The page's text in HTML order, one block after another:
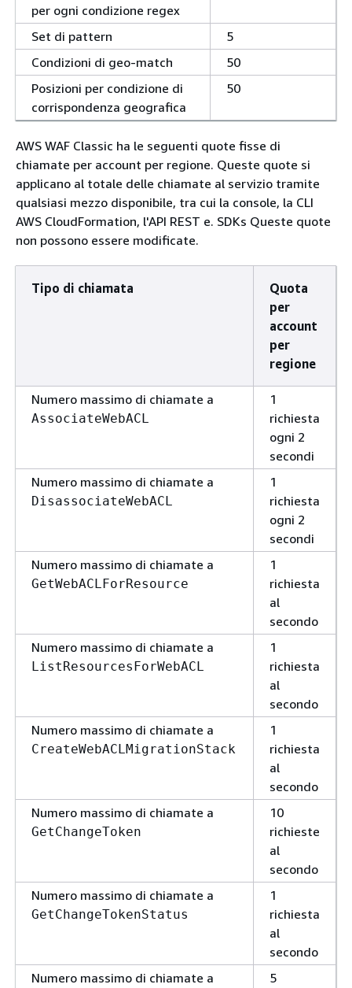
per ogni condizione regex
Set di pattern
5
Condizioni di geo-match
50
Posizioni per condizione di
corrispondenza geografica
50
AWS WAF Classic ha le seguenti quote fisse di
chiamate per account per regione. Queste quote si
applicano al totale delle chiamate al servizio tramite
qualsiasi mezzo disponibile, tra cui la console, la CLI
AWS CloudFormation, l'API REST e. SDKs Queste quote
non possono essere modificate.
Tipo di chiamata
Quota
per
account
per
regione
Numero massimo di chiamate a
AssociateWebACL
1
richiesta
ogni 2
secondi
Numero massimo di chiamate a
DisassociateWebACL
1
richiesta
ogni 2
secondi
Numero massimo di chiamate a
GetWebACLForResource
1
richiesta
al
secondo
Numero massimo di chiamate a
ListResourcesForWebACL
1
richiesta
al
secondo
Numero massimo di chiamate a
CreateWebACLMigrationStack
1
richiesta
al
secondo
Numero massimo di chiamate a
GetChangeToken
10
richieste
al
secondo
Numero massimo di chiamate a
GetChangeTokenStatus
1
richiesta
al
secondo
Numero massimo di chiamate a
5